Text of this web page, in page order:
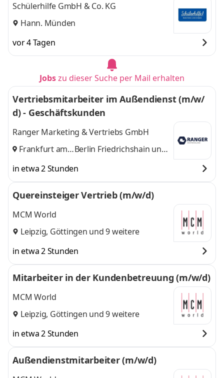
Schülerhilfe GmbH & Co. KG
Hann. Münden
vor 4 Tagen
Jobszu dieser Suche per Mail erhalten
Vertriebsmitarbeiter im Außendienst (m/w/
d) - Geschäftskunden
Ranger Marketing & Vertriebs GmbH
Frankfurt am
Berlin Friedrichshain und
in etwa 2 Stunden
Quereinsteiger Vertrieb (m/w/d)
MCM World
Leipzig, Göttingen und 9 weitere
in etwa 2 Stunden
Mitarbeiter in der Kundenbetreuung (m/w/d)
MCM World
Leipzig, Göttingen und 9 weitere
in etwa 2 Stunden
Außendienstmitarbeiter (m/w/d)